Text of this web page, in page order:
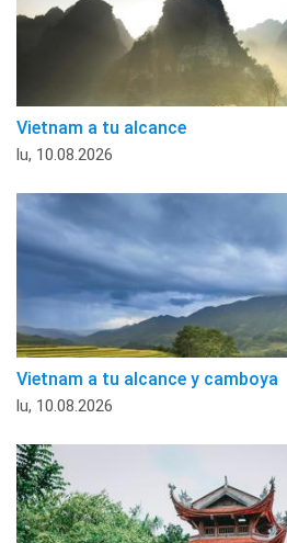
Vietnam a tu alcance
lu, 10.08.2026
Vietnam a tu alcance y camboya
lu, 10.08.2026